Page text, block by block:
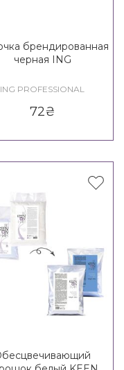
брендированная
черная ING
ING PROFESSIONAL
72₴